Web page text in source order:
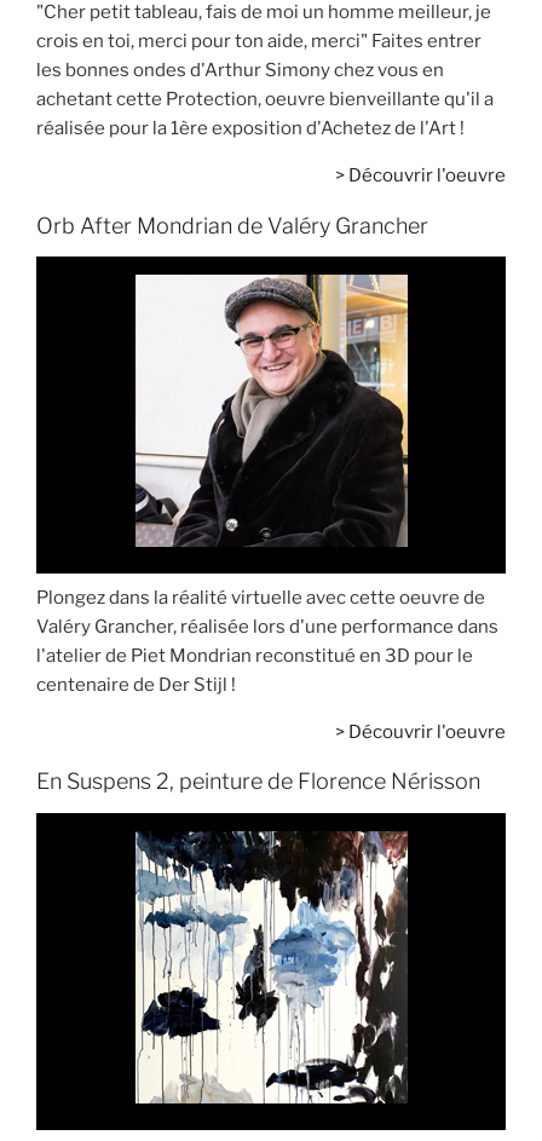
"Cher petit tableau, fais de moi un homme meilleur, je
crois en toi, merci pour ton aide, merci" Faites entrer
les bonnes ondes d'Arthur Simony chez vous en
achetant cette Protection, oeuvre bienveillante qu'il a
réalisée pour la 1ère exposition d'Achetez de l'Art !
> Découvrir l'oeuvre
Orb After Mondrian de Valéry Grancher
Plongez dans la réalité virtuelle avec cette oeuvre de
Valéry Grancher, réalisée lors d'une performance dans
l'atelier de Piet Mondrian reconstitué en 3D pour le
centenaire de Der Stijl !
> Découvrir l'oeuvre
En Suspens 2, peinture de Florence Nérisson